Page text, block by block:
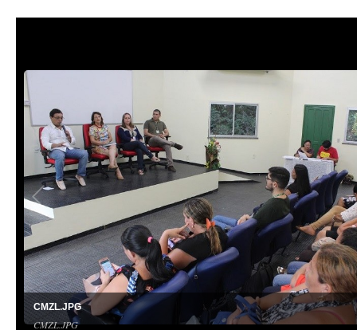
CMZL.JPG
CMZL.JPG